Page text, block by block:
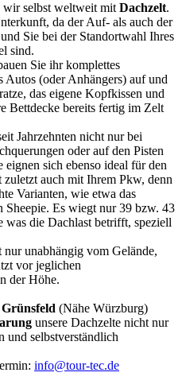
wir selbst weltweit mit Dachzelt.
da der Auf- als auch der
Sie bei der Standortwahl Ihres
sind.
Sie ihr komplettes
Autos (oder Anhängers) auf und
das eigene Kopfkissen und
Bettdecke bereits fertig im Zelt
Jahrzehnten nicht nur bei
oder auf den Pisten
eignen sich ebenso ideal für den
auch mit Ihrem Pkw, denn
Varianten, wie etwa das
Es wiegt nur 39 bzw. 43
was die Dachlast betrifft, speziell
unabhängig vom Gelände,
vor jeglichen
der Höhe.
(Nähe Würzburg)
unsere Dachzelte nicht nur
und selbstverständlich
info@tour-tec.de